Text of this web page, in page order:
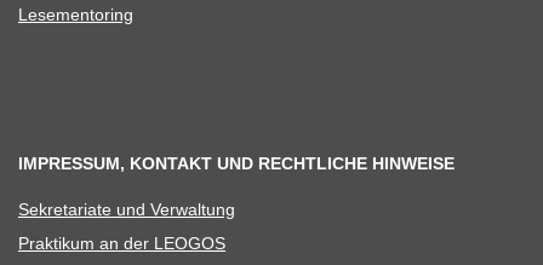
Lese­men­to­ring
IMPRESSUM, KONTAKT UND RECHTLICHE HINWEISE
Sekre­ta­riate und Verwaltung
Prak­ti­kum an der LEOGOS